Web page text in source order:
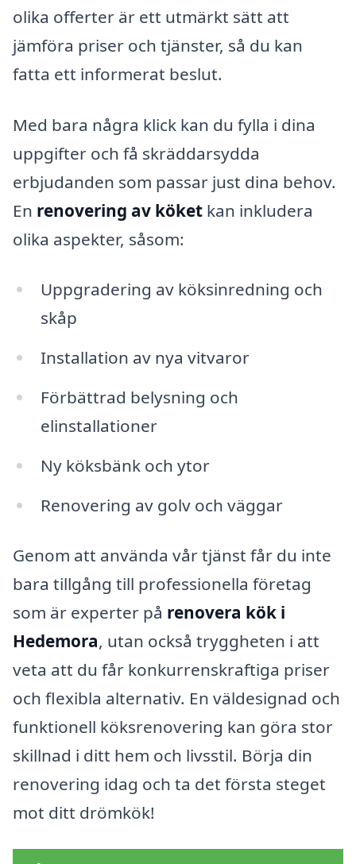
olika offerter är ett utmärkt sätt att
jämföra priser och tjänster, så du kan
fatta ett informerat beslut.
Med bara några klick kan du fylla i dina
uppgifter och få skräddarsydda
erbjudanden som passar just dina behov.
En renovering av köket kan inkludera
olika aspekter, såsom:
Uppgradering av köksinredning och
skåp
Installation av nya vitvaror
Förbättrad belysning och
elinstallationer
Ny köksbänk och ytor
Renovering av golv och väggar
Genom att använda vår tjänst får du inte
bara tillgång till professionella företag
som är experter på renovera kök i
Hedemora, utan också tryggheten i att
veta att du får konkurrenskraftiga priser
och flexibla alternativ. En väldesignad och
funktionell köksrenovering kan göra stor
skillnad i ditt hem och livsstil. Börja din
renovering idag och ta det första steget
mot ditt drömkök!